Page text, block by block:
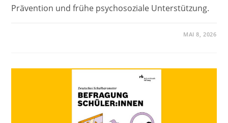
Prävention und frühe psychosoziale Unterstützung.
MAI 8, 2026